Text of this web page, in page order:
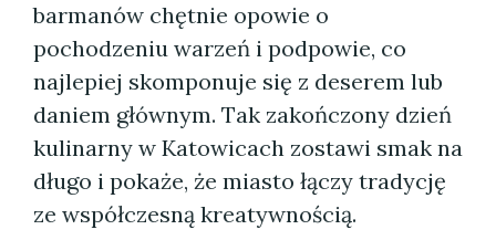
barmanów chętnie opowie o
pochodzeniu warzeń i podpowie, co
najlepiej skomponuje się z deserem lub
daniem głównym. Tak zakończony dzień
kulinarny w Katowicach zostawi smak na
długo i pokaże, że miasto łączy tradycję
ze współczesną kreatywnością.